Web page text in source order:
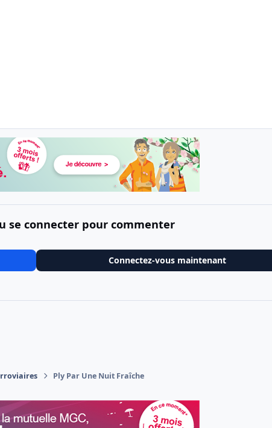
se connecter pour commenter
Connectez-vous maintenant
Ply Par Une Nuit Fraîche